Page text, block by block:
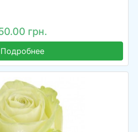
грн.
Подробнее